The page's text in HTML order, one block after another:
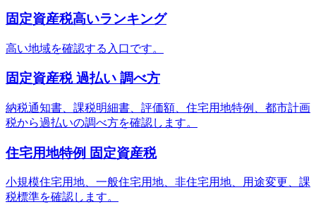
固定資産税高いランキング
高い地域を確認する入口です。
固定資産税 過払い 調べ方
納税通知書、課税明細書、評価額、住宅用地特例、都市計画
税から過払いの調べ方を確認します。
住宅用地特例 固定資産税
小規模住宅用地、一般住宅用地、非住宅用地、用途変更、課
税標準を確認します。